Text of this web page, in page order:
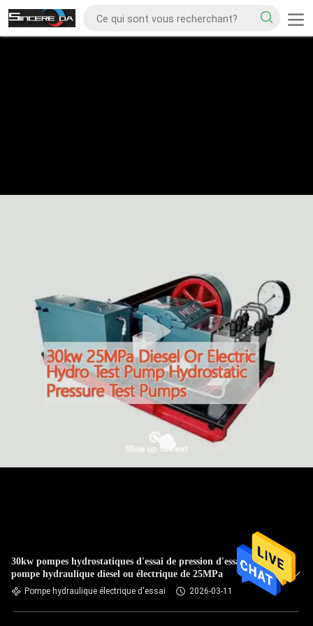
30kw pompes hydrostatiques d'essai de pression d'essai de
pompe hydraulique diesel ou électrique de 25MPa
Pompe hydraulique électrique d'essai 2026-03-11